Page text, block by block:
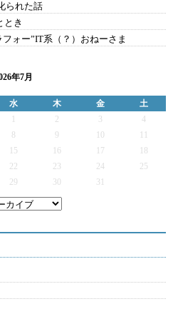
られた話
とき
ォー”IT系（？）おねーさま
年7月
水 木 金
土
2 3
4
9
15 16 17
22 23 24
25
29 30 31